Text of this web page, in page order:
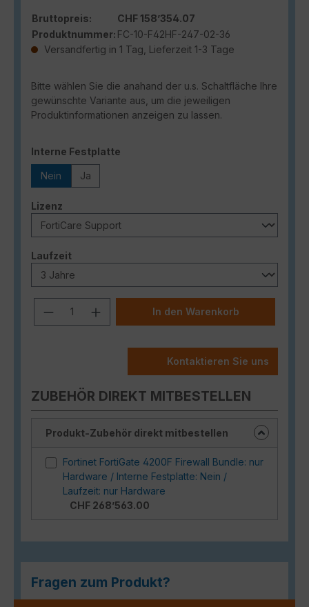
Bruttopreis:
CHF 158’354.07
Produktnummer: FC-10-F42HF-247-02-36
Versandfertig in 1 Tag, Lieferzeit 1-3 Tage
Bitte wählen Sie die anahand der u.s. Schaltfläche Ihre
gewünschte Variante aus, um die jeweiligen
Produktinformationen anzeigen zu lassen.
Interne Festplatte
Nein Ja
Lizenz
Laufzeitauswählen
Produkt Anzahl: Gib den
In den Warenkorb
Kontaktieren Sie uns
ZUBEHÖR DIREKT MITBESTELLEN
Produkt-Zubehör direkt mitbestellen
Fortinet FortiGate 4200F Firewall Bundle: nur
Hardware / Interne Festplatte: Nein /
Laufzeit: nur Hardware
CHF 268’563.00
Fragen zum Produkt?